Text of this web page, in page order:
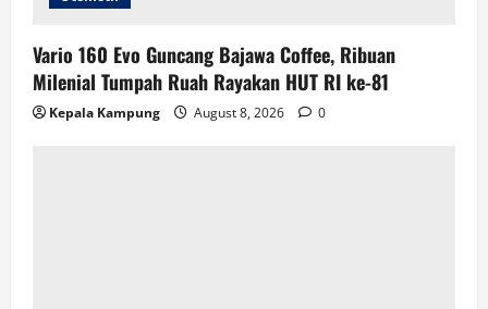
Vario 160 Evo Guncang Bajawa Coffee, Ribuan
Milenial Tumpah Ruah Rayakan HUT RI ke-81
Kepala Kampung August 8, 2026 0